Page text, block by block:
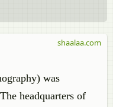
was
headquarters of
shaalaa.com